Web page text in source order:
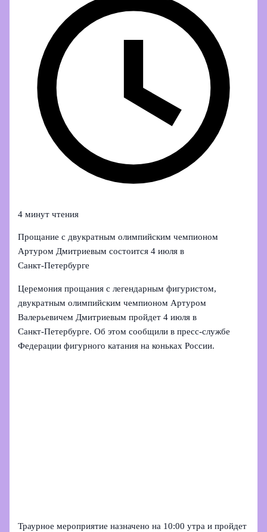
4 минут чтения
Прощание с двукратным олимпийским чемпионом
Артуром Дмитриевым состоится 4 июля в
Санкт‑Петербурге
Церемония прощания с легендарным фигуристом,
двукратным олимпийским чемпионом Артуром
Валерьевичем Дмитриевым пройдет 4 июля в
Санкт‑Петербурге. Об этом сообщили в пресс‑службе
Федерации фигурного катания на коньках России.
Траурное мероприятие назначено на 10:00 утра и пройдет